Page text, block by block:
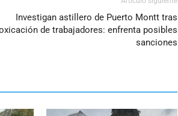
Investigan astillero de Puerto Montt tras
de trabajadores: enfrenta posibles
sanciones